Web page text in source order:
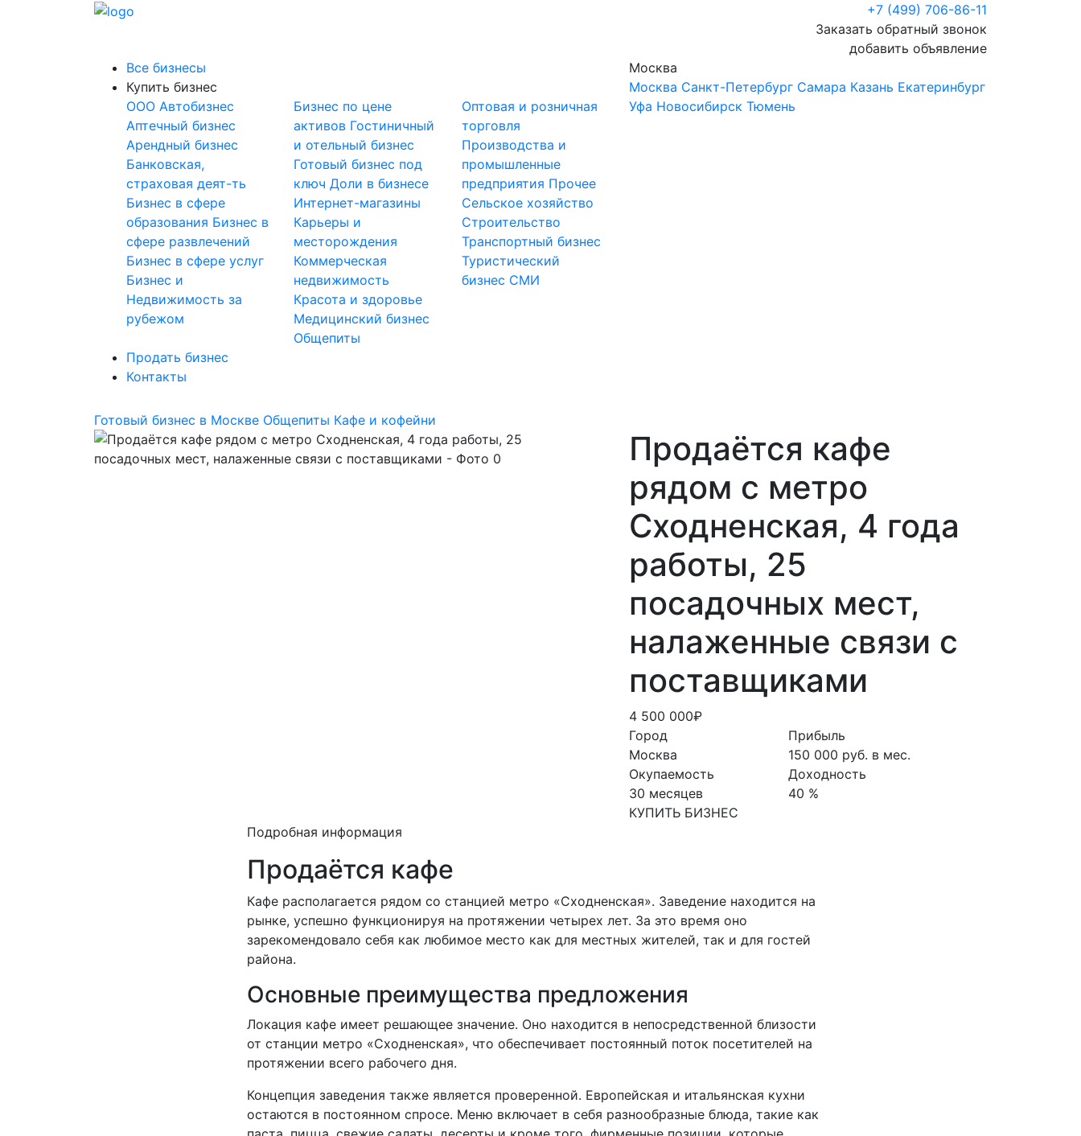
+7 (499) 706-86-11
Заказать обратный звонок
добавить объявление
Все бизнесы
Купить бизнес
OOO Автобизнес
Аптечный бизнес
Арендный бизнес
Банковская,
страховая деят-ть
Бизнес в сфере
образования Бизнес в
сфере развлечений
Бизнес в сфере услуг
Бизнес и
Недвижимость за
рубежом
Бизнес по цене
активов Гостиничный
и отельный бизнес
Готовый бизнес под
ключДоли в бизнесе
Интернет-магазины
Карьеры и
месторождения
Коммерческая
недвижимость
Красота и здоровье
Медицинский бизнес
Общепиты
Оптовая и розничная
торговля
Производства и
промышленные
предприятия Прочее
Сельское хозяйство
Строительство
Транспортный бизнес
Туристический
бизнес СМИ
Продать бизнес
Контакты
Москва
Москва Санкт-Петербург Самара Казань Екатеринбург
Уфа Новосибирск Тюмень
Готовый бизнес в Москве Общепиты Кафе и кофейни
Продаётся кафе
рядом с метро
Сходненская, 4 года
работы, 25
посадочных мест,
налаженные связи с
поставщиками
4 500 000₽
Город
Москва
Окупаемость
30 месяцев
КУПИТЬ БИЗНЕС
Прибыль
150 000 руб. в мес.
Доходность
40 %
Подробная информация
Продаётся кафе
Кафе располагается рядом со станцией метро «Сходненская». Заведение находится на
рынке, успешно функционируя на протяжении четырех лет. За это время оно
зарекомендовало себя как любимое место как для местных жителей, так и для гостей
района.
Основные преимущества предложения
Локация кафе имеет решающее значение. Оно находится в непосредственной близости
от станции метро «Сходненская», что обеспечивает постоянный поток посетителей на
протяжении всего рабочего дня.
Концепция заведения также является проверенной. Европейская и итальянская кухни
остаются в постоянном спросе. Меню включает в себя разнообразные блюда, такие как